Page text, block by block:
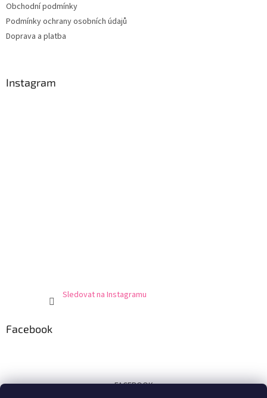
Obchodní podmínky
Podmínky ochrany osobních údajů
Doprava a platba
Instagram
Sledovat na Instagramu
Facebook
FACEBOOK